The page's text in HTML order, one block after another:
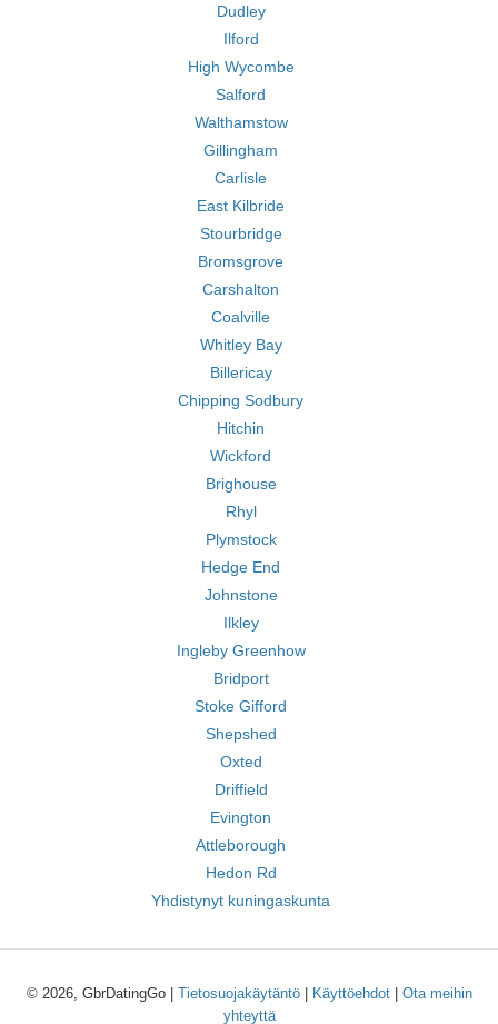
Dudley
Ilford
High Wycombe
Salford
Walthamstow
Gillingham
Carlisle
East Kilbride
Stourbridge
Bromsgrove
Carshalton
Coalville
Whitley Bay
Billericay
Chipping Sodbury
Hitchin
Wickford
Brighouse
Rhyl
Plymstock
Hedge End
Johnstone
Ilkley
Ingleby Greenhow
Bridport
Stoke Gifford
Shepshed
Oxted
Driffield
Evington
Attleborough
Hedon Rd
Yhdistynyt kuningaskunta
© 2026, GbrDatingGo | Tietosuojakäytäntö| Käyttöehdot| Ota meihin
yhteyttä